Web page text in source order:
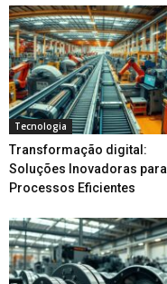
Tecnologia
Transformação digital:
Soluções Inovadoras para
Processos Eficientes